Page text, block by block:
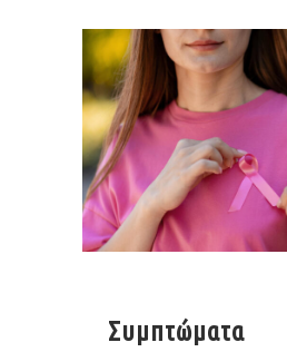
Συμπτώματα